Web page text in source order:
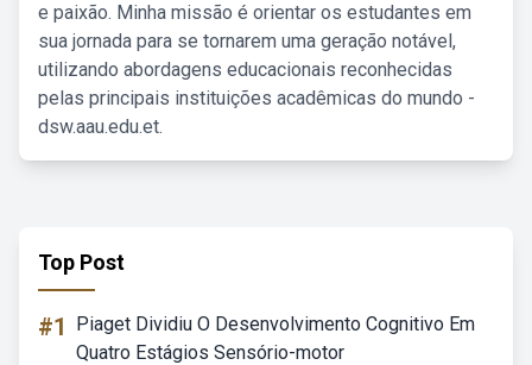
e paixão. Minha missão é orientar os estudantes em
sua jornada para se tornarem uma geração notável,
utilizando abordagens educacionais reconhecidas
pelas principais instituições acadêmicas do mundo -
dsw.aau.edu.et.
Top Post
#1
Piaget Dividiu O Desenvolvimento Cognitivo Em
Quatro Estágios Sensório-motor